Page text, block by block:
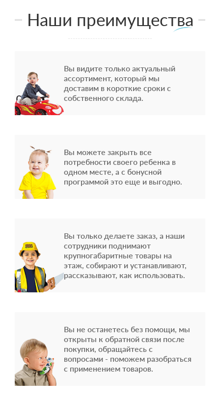
Наши преимущества
Вы видите только актуальный
ассортимент, который мы
доставим в короткие сроки с
собственного склада.
Вы можете закрыть все
потребности своего ребенка в
одном месте, а с бонусной
программой это еще и выгодно.
Вы только делаете заказ, а наши
сотрудники поднимают
крупногабаритные товары на
этаж, собирают и устанавливают,
рассказывают, как использовать.
Вы не останетесь без помощи, мы
открыты к обратной связи после
покупки, обращайтесь с
вопросами - поможем разобраться
с применением товаров.